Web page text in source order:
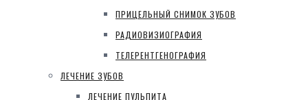
ПРИЦЕЛЬНЫЙ СНИМОК ЗУБОВ
РАДИОВИЗИОГРАФИЯ
ТЕЛЕРЕНТГЕНОГРАФИЯ
ЛЕЧЕНИЕ ЗУБОВ
ЛЕЧЕНИЕ ПУЛЬПИТА